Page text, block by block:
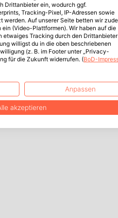
Drittanbieter ein, wodurch ggf.
Tracking-Pixel, IP-Adressen sowie
werden. Auf unserer Seite betten wir
(Video-Plattformen). Wir haben auf die
etwaiges Tracking durch den Drittanbieter
willigst du in die oben beschriebenen
(z. B. im Footer unter „Privacy-
für die Zukunft widerrufen. (BoD-
Anpassen
akzeptieren